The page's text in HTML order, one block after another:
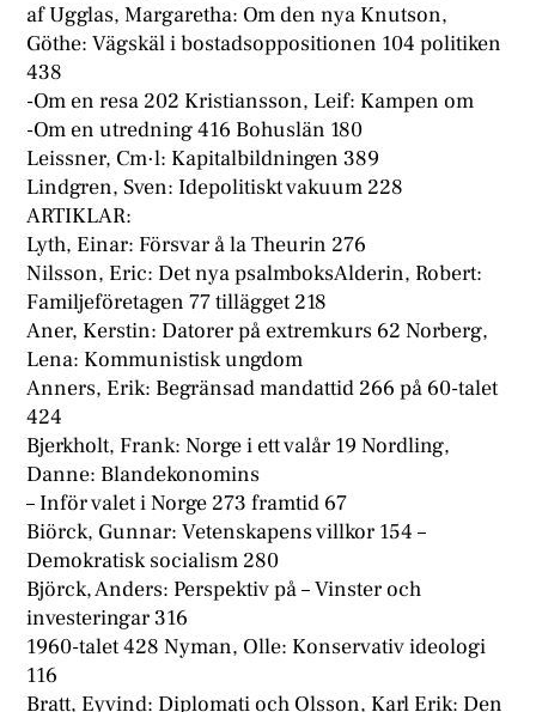
af Ugglas, Margaretha: Om den nya Knutson,
Göthe: Vägskäl i bostadsoppositionen 104 politiken
438
-Om en resa 202 Kristiansson, Leif: Kampen om
-Om en utredning 416 Bohuslän 180
Leissner, Cm·l: Kapitalbildningen 389
Lindgren, Sven: Idepolitiskt vakuum 228
ARTIKLAR:
Lyth, Einar: Försvar å la Theurin 276
Nilsson, Eric: Det nya psalmboksAlderin, Robert:
Familjeföretagen 77 tillägget 218
Aner, Kerstin: Datorer på extremkurs 62 Norberg,
Lena: Kommunistisk ungdom
Anners, Erik: Begränsad mandattid 266 på 60-talet
424
Bjerkholt, Frank: Norge i ett valår 19 Nordling,
Danne: Blandekonomins
– Inför valet i Norge 273 framtid 67
Biörck, Gunnar: Vetenskapens villkor 154 –
Demokratisk socialism 280
Björck, Anders: Perspektiv på – Vinster och
investeringar 316
1960-talet 428 Nyman, Olle: Konservativ ideologi
116
Bratt, Eyvind: Diplomati och Olsson, Karl Erik: Den